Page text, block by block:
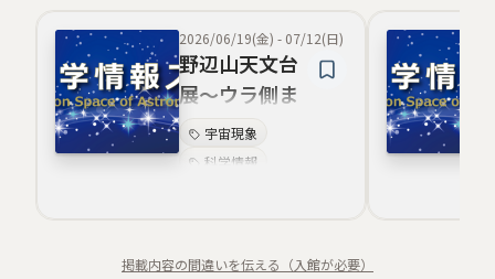
2026/06/19(金) - 07/12(日)
野辺山天文台
展～ウラ側ま
で徹底大公
開！～
宇宙現象
科学情報
掲載内容の間違いを伝える（入館が必要）